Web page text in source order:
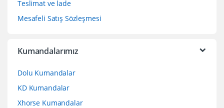
Teslimat ve İade
Mesafeli Satış Sözleşmesi
Kumandalarımız
Dolu Kumandalar
KD Kumandalar
Xhorse Kumandalar